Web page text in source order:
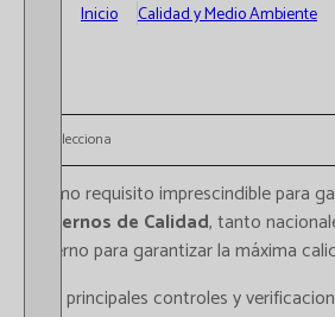
Inicio Calidad y Medio Ambiente
Selecciona
Como requisito imprescindible para
Externos de Calidad, tanto
interno para garantizar la máxima
Los principales controles y